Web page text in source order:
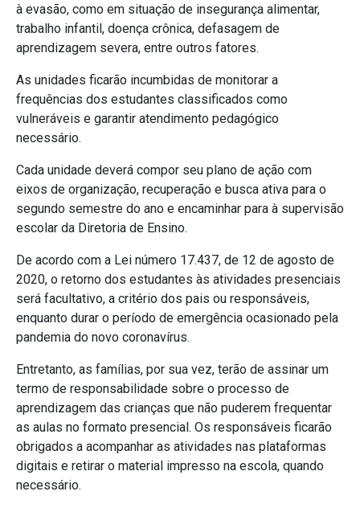
à evasão, como em situação de insegurança alimentar,
trabalho infantil, doença crônica, defasagem de
aprendizagem severa, entre outros fatores.
As unidades ficarão incumbidas de monitorar a
frequências dos estudantes classificados como
vulneráveis e garantir atendimento pedagógico
necessário.
Cada unidade deverá compor seu plano de ação com
eixos de organização, recuperação e busca ativa para o
segundo semestre do ano e encaminhar para à supervisão
escolar da Diretoria de Ensino.
De acordo com a Lei número 17.437, de 12 de agosto de
2020, o retorno dos estudantes às atividades presenciais
será facultativo, a critério dos pais ou responsáveis,
enquanto durar o período de emergência ocasionado pela
pandemia do novo coronavírus.
Entretanto, as famílias, por sua vez, terão de assinar um
termo de responsabilidade sobre o processo de
aprendizagem das crianças que não puderem frequentar
as aulas no formato presencial. Os responsáveis ficarão
obrigados a acompanhar as atividades nas plataformas
digitais e retirar o material impresso na escola, quando
necessário.